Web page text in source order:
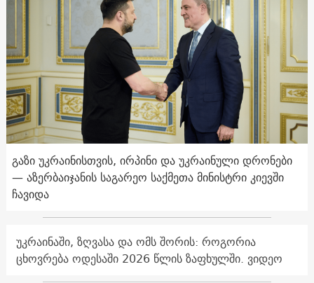
გაზი უკრაინისთვის, ირპინი და უკრაინული დრონები
— აზერბაიჯანის საგარეო საქმეთა მინისტრი კიევში
ჩავიდა
უკრაინაში, ზღვასა და ომს შორის: როგორია
ცხოვრება ოდესაში 2026 წლის ზაფხულში. ვიდეო